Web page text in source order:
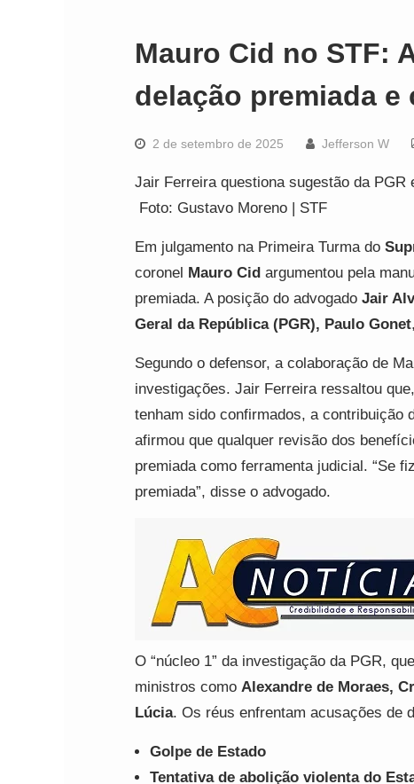
Mauro Cid no STF:
delação premiada e
2 de setembro de 2025 Jefferson W
Jair Ferreira questiona sugestão da
Foto: Gustavo Moreno | STF
Em julgamento na Primeira Turma do
coronel Mauro Cid argumentou pela
premiada. A posição do advogado Jair
Geral da República (PGR), Paulo Gonet
Segundo o defensor, a colaboração de
investigações. Jair Ferreira ressaltou
tenham sido confirmados, a contribuição
afirmou que qualquer revisão dos
premiada como ferramenta judicial. “Se
premiada”, disse o advogado.
O “núcleo 1” da investigação da PGR,
ministros como Alexandre de Moraes,
Lúcia. Os réus enfrentam acusações de
Golpe de Estado
Tentativa de abolição violenta do